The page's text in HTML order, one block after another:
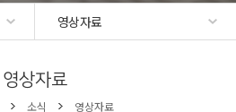
영상자료
영상자료
소식 영상자료